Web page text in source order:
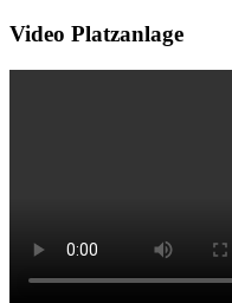
Video Platzanlage